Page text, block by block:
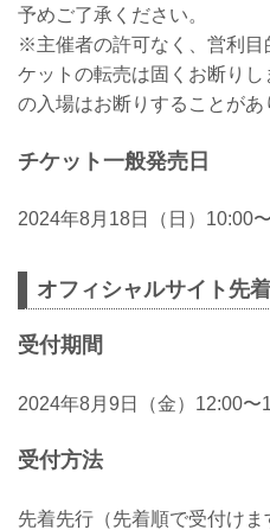
予めご了承ください。
※主催者の許可なく、営利目
ケットの転売は固くお断り
の入場はお断りすることがあ
チケット一般発売日
2024年8月18日（日）10:00〜
オフィシャルサイト先
受付期間
2024年8月9日（金）12:00〜
受付方法
先着先行（先着順で受付け